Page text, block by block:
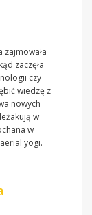
zajmowała
zaczęła
czy
wiedzę z
nowych
w
w
yogi.